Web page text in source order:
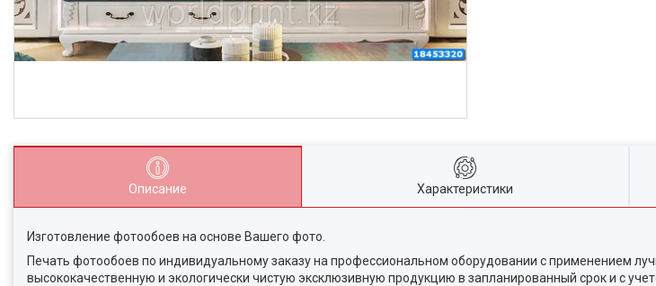
Описание Характеристики
Изготовление фотообоев на основе Вашего фото.
Печать фотообоев по индивидуальному заказу на профессиональном оборудовании с применением
высококачественную и экологически чистую эксклюзивную продукцию в запланированный срок и с